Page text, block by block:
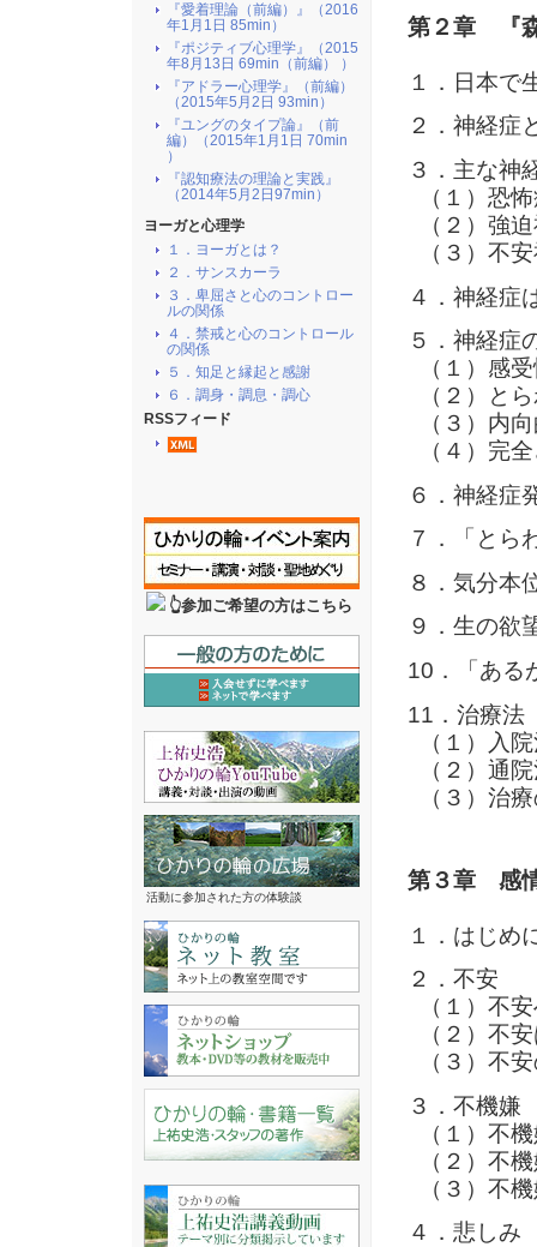
第２章 『
１．日本で
２．神経症
３．主な神
（１）恐
（２）強
（３）不
４．神経症
５．神経症
（１）感
（２）と
（３）内
（４）完
６．神経症
７．「とら
８．気分本
９．生の欲
10．「ある
11．治療法
（１）入
（２）通
（３）治
第３章 感
１．はじめ
２．不安
（１）不
（２）不
（３）不
３．不機嫌
（１）不
（２）不
（３）不
４．悲しみ
『愛着理論（前編）』（2016
年1月1日 85min）
『ポジティブ心理学』（2015
年8月13日 69min（前編） ）
『アドラー心理学』（前編）
（2015年5月2日 93min）
『ユングのタイプ論』（前
編）（2015年1月1日 70min
）
『認知療法の理論と実践』
（2014年5月2日97min）
ヨーガと心理学
１．ヨーガとは？
２．サンスカーラ
３．卑屈さと心のコントロー
ルの関係
４．禁戒と心のコントロール
の関係
５．知足と縁起と感謝
６．調身・調息・調心
RSSフィード
👆参加ご希望の方はこちら
活動に参加された方の体験談